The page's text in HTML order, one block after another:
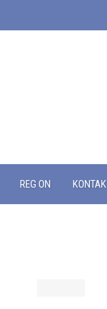
REG ON KONTAK